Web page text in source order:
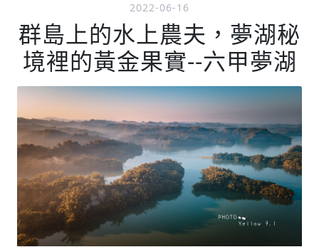
2022-06-16
群島上的水上農夫，夢湖秘
境裡的黃金果實--六甲夢湖